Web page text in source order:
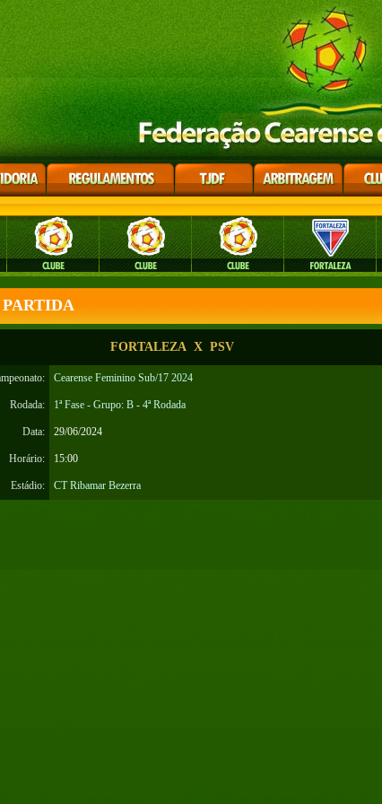
FORTALEZA X PSV
Cearense Feminino Sub/17 2024
Rodada: 1ª Fase - Grupo: B - 4ª Rodada
Data: 29/06/2024
Horário: 15:00
Estádio: CT Ribamar Bezerra